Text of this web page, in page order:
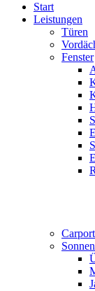
Start
Leistungen
Türen
Fenster